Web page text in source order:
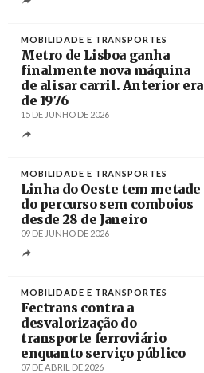
MOBILIDADE E TRANSPORTES
Metro de Lisboa ganha
finalmente nova máquina
de alisar carril. Anterior era
de 1976
15 DE JUNHO DE 2026
MOBILIDADE E TRANSPORTES
Linha do Oeste tem metade
do percurso sem comboios
desde 28 de Janeiro
09 DE JUNHO DE 2026
MOBILIDADE E TRANSPORTES
Fectrans contra a
desvalorização do
transporte ferroviário
enquanto serviço público
07 DE ABRIL DE 2026